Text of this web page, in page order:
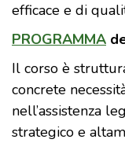
efficace e di
PROGRAMMA
Il corso è
concrete
nell’assistenza
strategico e